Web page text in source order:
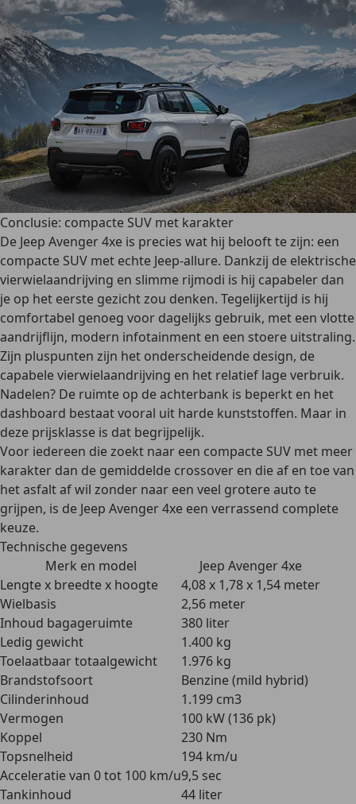
Conclusie: compacte SUV met karakter
De Jeep Avenger 4xe is precies wat hij belooft te zijn: een
compacte SUV met echte Jeep-allure. Dankzij de elektrische
vierwielaandrijving en slimme rijmodi is hij capabeler dan
je op het eerste gezicht zou denken. Tegelijkertijd is hij
comfortabel genoeg voor dagelijks gebruik, met een vlotte
aandrijflijn, modern infotainment en een stoere uitstraling.
Zijn pluspunten zijn het onderscheidende design, de
capabele vierwielaandrijving en het relatief lage verbruik.
Nadelen? De ruimte op de achterbank is beperkt en het
dashboard bestaat vooral uit harde kunststoffen. Maar in
deze prijsklasse is dat begrijpelijk.
Voor iedereen die zoekt naar een compacte SUV met meer
karakter dan de gemiddelde crossover en die af en toe van
het asfalt af wil zonder naar een veel grotere auto te
grijpen, is de Jeep Avenger 4xe een verrassend complete
keuze.
Technische gegevens
Merk en model
Jeep Avenger 4xe
Lengte x breedte x hoogte
4,08 x 1,78 x 1,54 meter
Wielbasis
2,56 meter
Inhoud bagageruimte
380 liter
Ledig gewicht
1.400 kg
Toelaatbaar totaalgewicht
1.976 kg
Brandstofsoort
Benzine (mild hybrid)
Cilinderinhoud
1.199 cm3
Vermogen
100 kW (136 pk)
Koppel
230 Nm
Topsnelheid
194 km/u
Acceleratie van 0 tot 100 km/u9,5 sec
Tankinhoud
44 liter